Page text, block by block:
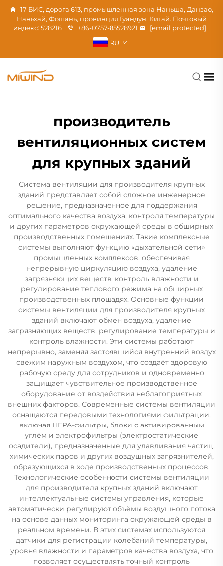
17 БИС, дорога 613, промышленная зона Наньша, Данзао,
Наньхай, Фошань, провинция Гуандун, Китай. Почтовый
индекс: 528216
+86-0757-85528921
[email protected]
RU
производитель
вентиляционных систем
для крупных зданий
Система вентиляции для производителя крупных
зданий представляет собой сложное инженерное
решение, предназначенное для поддержания
оптимального качества воздуха, контроля температуры
и других параметров окружающей среды в обширных
производственных помещениях. Такие комплексные
системы выполняют функцию «дыхательной сети»
промышленных комплексов, обеспечивая
непрерывную циркуляцию воздуха, удаление
загрязняющих веществ, контроль влажности и
регулирование теплового режима на обширных
производственных площадях. Основные функции
системы вентиляции для производителя крупных
зданий включают обмен воздуха, удаление
загрязняющих веществ, регулирование температуры и
контроль влажности. Эти системы работают
непрерывно, заменяя застоявшийся внутренний воздух
свежим наружным воздухом, что создаёт здоровую
рабочую среду для сотрудников и одновременно
защищает чувствительное производственное
оборудование от воздействия неблагоприятных
внешних факторов. Современные системы вентиляции
оснащаются передовыми технологиями фильтрации,
включая HEPA-фильтры, блоки с активированным
углём и электрофильтры (электростатические
осадители), предназначенные для улавливания частиц,
химических паров и других воздушных загрязнителей,
образующихся в ходе производственных процессов.
Технологические особенности системы вентиляции
для производителя крупных зданий включают
интеллектуальные системы управления, которые
автоматически регулируют объёмы воздушного потока
на основе данных мониторинга окружающей среды в
реальном времени. В этих системах используются
датчики для регистрации колебаний температуры,
уровня влажности и параметров качества воздуха, что
позволяет осуществлять точный контроль